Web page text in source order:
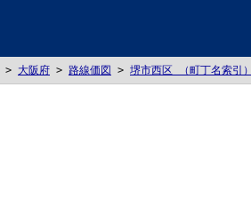
> 大阪府 > 路線価図 > 堺市西区 （町丁名索引）